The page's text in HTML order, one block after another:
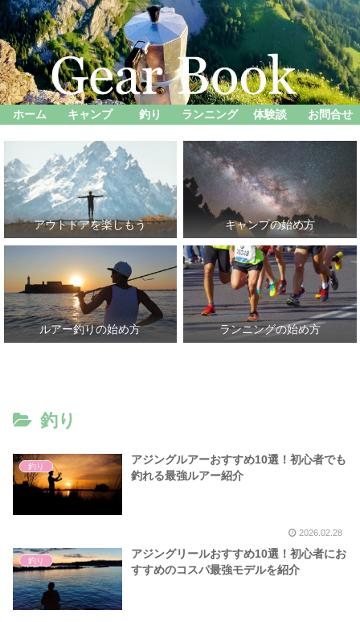
ホーム キャンプ 釣り ランニング 体験談 お問合せ
アウトドアを楽しもう キャンプの始め方
ルアー釣りの始め方 ランニングの始め方
釣り
釣り
アジングルアーおすすめ10選！初心者でも
釣れる最強ルアー紹介
2026.02.28
釣り
アジングリールおすすめ10選！初心者にお
すすめのコスパ最強モデルを紹介